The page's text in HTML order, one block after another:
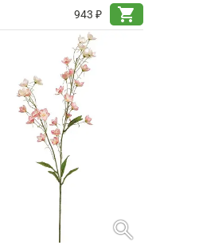
943 ₽
shopping_cart
search